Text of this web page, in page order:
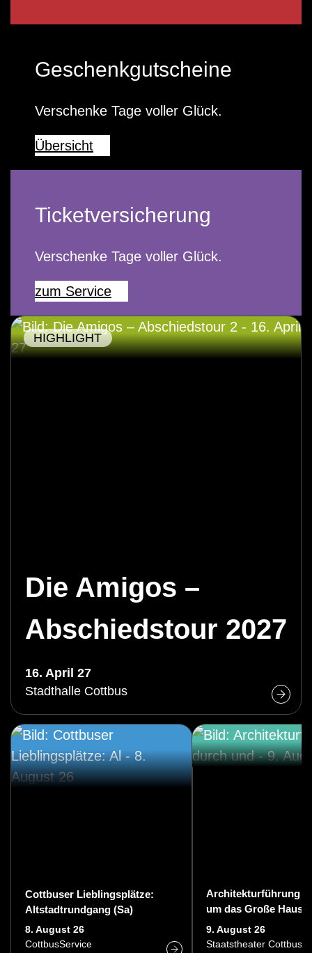
Geschenkgutscheine
Verschenke Tage voller Glück.
Übersicht
Ticketversicherung
Verschenke Tage voller Glück.
zum Service
HIGHLIGHT
Die Amigos –
Abschiedstour 2027
16. April 27
Stadthalle Cottbus
Cottbuser Lieblingsplätze:
Altstadtrundgang (Sa)
8. August 26
CottbusService
Architekturführung
um das Große Haus
Staatstheaters
9. August 26
Staatstheater Cottbus